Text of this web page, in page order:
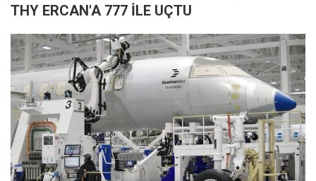
THY ERCAN'A 777 İLE UÇTU